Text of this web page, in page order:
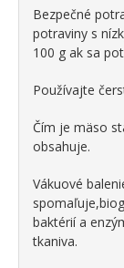
Bezpečné
potraviny s
100 g ak sa
Používajte
Čím je mäso
obsahuje.
Vákuové
baktérií a
tkaniva.